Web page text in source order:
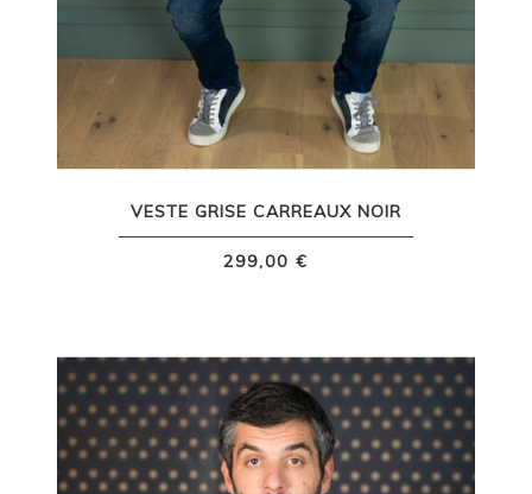
VESTE GRISE CARREAUX NOIR
299,00 €